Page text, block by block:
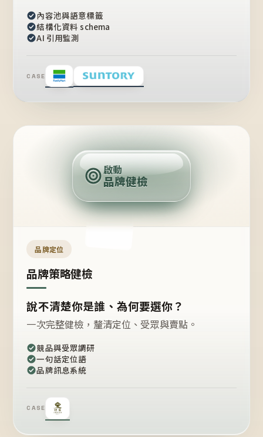
內容池與語意標籤
結構化資料 schema
AI 引用監測
CASE
定
位
點
啟動
品牌健檢
品牌定位
品牌策略健檢
說不清楚你是誰、為何要選你？
一次完整健檢，釐清定位、受眾與賣點。
競品與受眾調研
一句話定位語
品牌訊息系統
CASE